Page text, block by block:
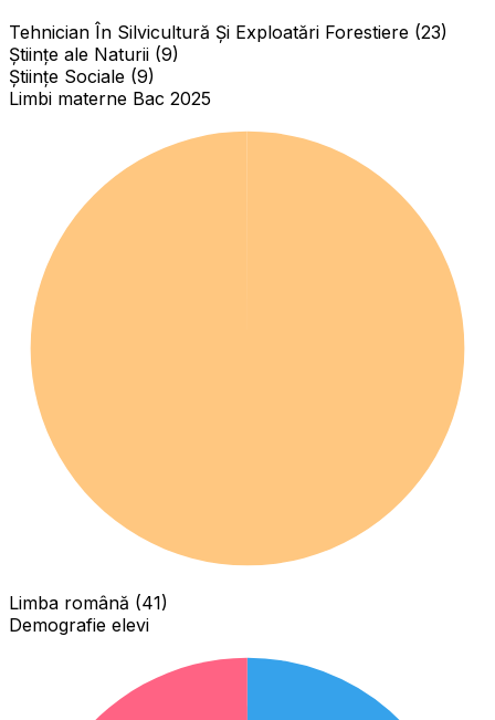
Tehnician În Silvicultură Și Exploatări Forestiere (23)
Științe ale Naturii (9)
Științe Sociale (9)
Limbi materne Bac 2025
Limba română (41)
Demografie elevi